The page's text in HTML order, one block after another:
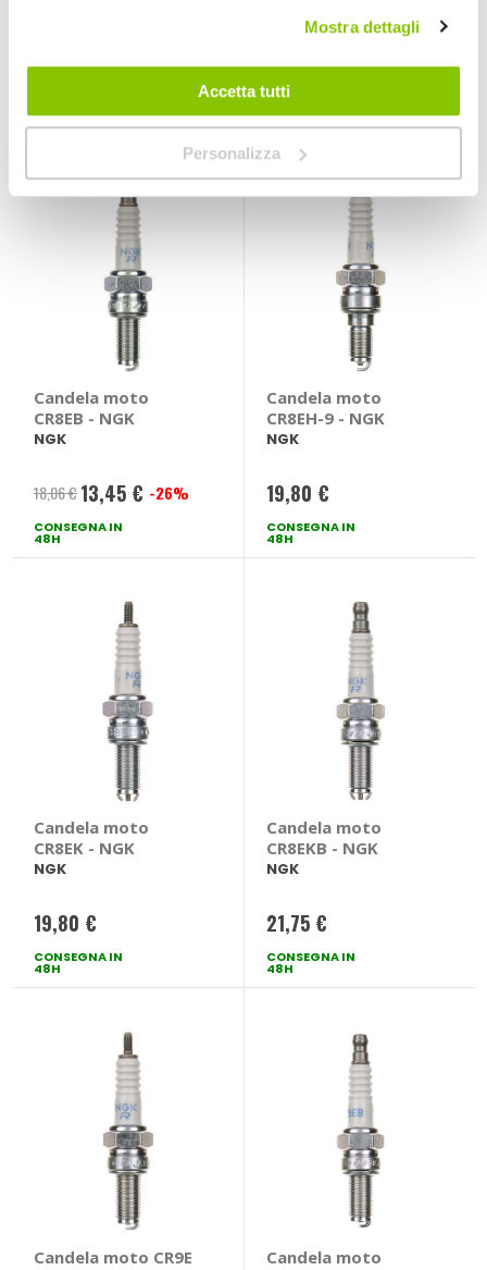
Mostra dettagli
Accetta tutti
Personalizza
8,50 € 14,85 €
CONSEGNA IN
Candela moto
CR8EB - NGK
NGK
18,06 € Prezzo
speciale
13,45 € -26%
CONSEGNA IN
48H
Candela moto
CR8EH-9 - NGK
NGK
19,80 €
CONSEGNA IN
48H
Candela moto
CR8EK - NGK
NGK
19,80 €
CONSEGNA IN
48H
Candela moto
CR8EKB - NGK
NGK
21,75 €
CONSEGNA IN
48H
Candela moto CR9E
Candela moto